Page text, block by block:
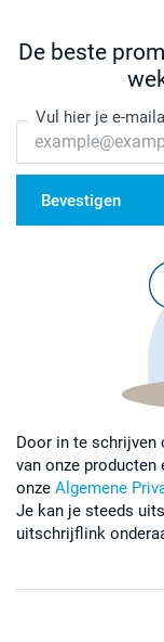
De beste
Vul hier je e-
Bevestigen
Door in te schrijven
van onze
onze Algemene
Je kan je steeds
uitschrijflink